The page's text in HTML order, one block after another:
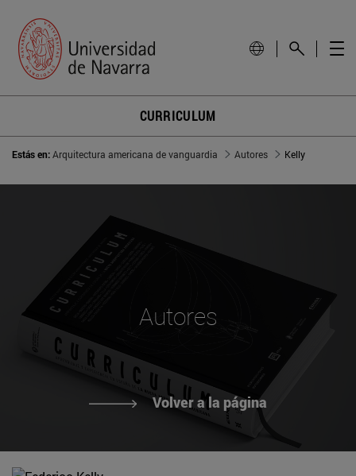
CURRICULUM
Estás en:Arquitectura americana de vanguardia Autores Kelly
Autores
Volver a la página